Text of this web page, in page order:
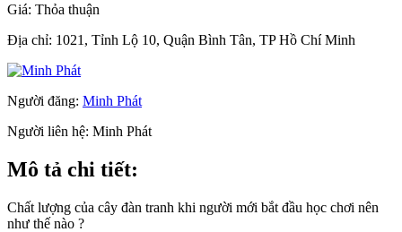
Giá: Thỏa thuận
Địa chỉ: 1021, Tỉnh Lộ 10, Quận Bình Tân, TP Hồ Chí Minh
Người đăng: Minh Phát
Người liên hệ: Minh Phát
Mô tả chi tiết:
Chất lượng của cây đàn tranh khi người mới bắt đầu học chơi nên
như thế nào ?